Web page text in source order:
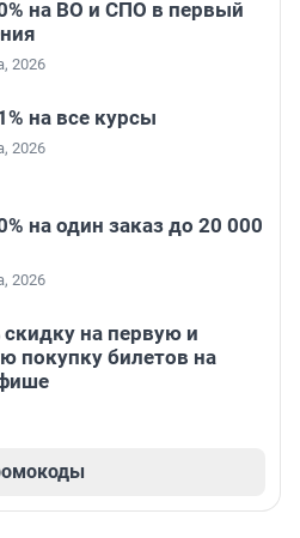
на ВО и СПО в первый
2026
на все курсы
2026
на один заказ до 20 000
2026
скидку на первую и
покупку билетов на